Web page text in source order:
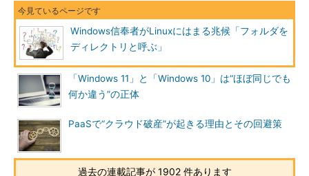
Windows信奉者がLinuxにはまる兆候「フォルダを
ディレクトリと呼ぶ」
「Windows 11」と「Windows 10」は“ほぼ同じでも
何か違う”の正体
PaaSで“クラウド破産”が起きる理由とその回避策
過去の連載記事が 1902 件あります